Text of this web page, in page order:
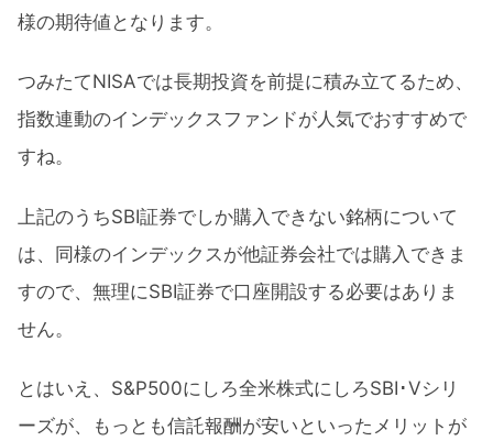
様の期待値となります。
つみたてNISAでは長期投資を前提に積み立てるため、
指数連動のインデックスファンドが人気でおすすめで
すね。
上記のうちSBI証券でしか購入できない銘柄について
は、同様のインデックスが他証券会社では購入できま
すので、無理にSBI証券で口座開設する必要はありま
せん。
とはいえ、S&P500にしろ全米株式にしろSBI･Vシリ
ーズが、もっとも信託報酬が安いといったメリットが